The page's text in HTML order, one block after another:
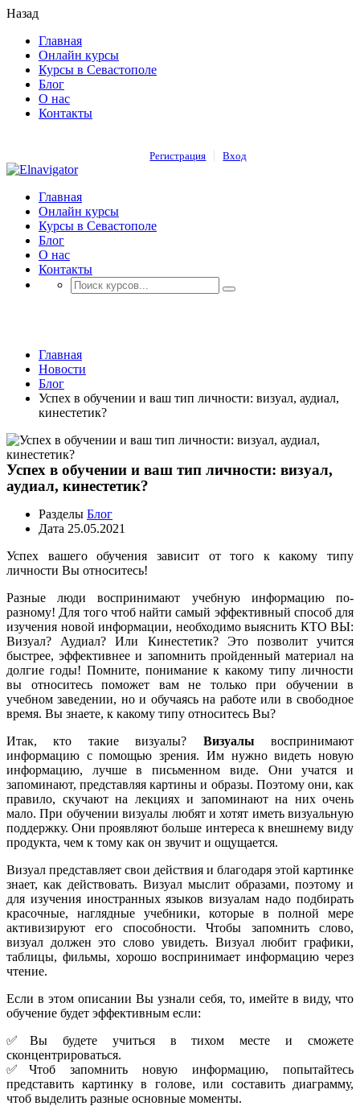
Назад
Главная
Онлайн курсы
Курсы в Севастополе
Блог
О нас
Контакты
Регистрация Вход
Главная
Онлайн курсы
Курсы в Севастополе
Блог
О нас
Контакты
Главная
Новости
Блог
Успех в обучении и ваш тип личности: визуал, аудиал,
кинестетик?
Успех в обучении и ваш тип личности: визуал,
аудиал, кинестетик?
Разделы Блог
Дата 25.05.2021
Успех вашего обучения зависит от того к какому типу
личности Вы относитесь!
Разные люди воспринимают учебную информацию по-
разному! Для того чтоб найти самый эффективный способ для
изучения новой информации, необходимо выяснить КТО ВЫ:
Визуал? Аудиал? Или Кинестетик? Это позволит учится
быстрее, эффективнее и запомнить пройденный материал на
долгие годы! Помните, понимание к какому типу личности
вы относитесь поможет вам не только при обучении в
учебном заведении, но и обучаясь на работе или в свободное
время. Вы знаете, к какому типу относитесь Вы?
Итак, кто такие визуалы? Визуалы воспринимают
информацию с помощью зрения. Им нужно видеть новую
информацию, лучше в письменном виде. Они учатся и
запоминают, представляя картины и образы. Поэтому они, как
правило, скучают на лекциях и запоминают на них очень
мало. При обучении визуалы любят и хотят иметь визуальную
поддержку. Они проявляют больше интереса к внешнему виду
продукта, чем к тому как он звучит и ощущается.
Визуал представляет свои действия и благодаря этой картинке
знает, как действовать. Визуал мыслит образами, поэтому и
для изучения иностранных языков визуалам надо подбирать
красочные, наглядные учебники, которые в полной мере
активизируют его способности. Чтобы запомнить слово,
визуал должен это слово увидеть. Визуал любит графики,
таблицы, фильмы, хорошо воспринимает информацию через
чтение.
Если в этом описании Вы узнали себя, то, имейте в виду, что
обучение будет эффективным если:
✅Вы будете учиться в тихом месте и сможете
сконцентрироваться.
✅Чтоб запомнить новую информацию, попытайтесь
представить картинку в голове, или составить диаграмму,
чтоб выделить разные основные моменты.